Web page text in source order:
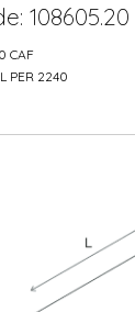
108605.20
CAF
PER 2240